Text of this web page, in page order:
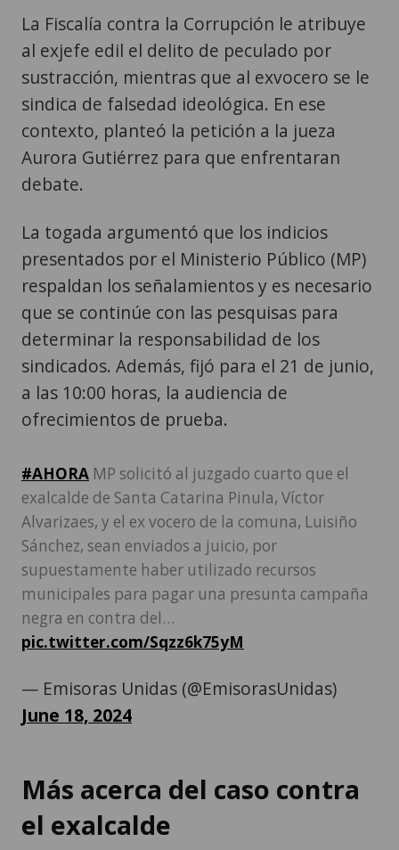
La Fiscalía contra la Corrupción le atribuye
al exjefe edil el delito de peculado por
sustracción, mientras que al exvocero se le
sindica de falsedad ideológica. En ese
contexto, planteó la petición a la jueza
Aurora Gutiérrez para que enfrentaran
debate.
La togada argumentó que los indicios
presentados por el Ministerio Público (MP)
respaldan los señalamientos y es necesario
que se continúe con las pesquisas para
determinar la responsabilidad de los
sindicados. Además, fijó para el 21 de junio,
a las 10:00 horas, la audiencia de
ofrecimientos de prueba.
#AHORA MP solicitó al juzgado cuarto que el
exalcalde de Santa Catarina Pinula, Víctor
Alvarizaes, y el ex vocero de la comuna, Luisiño
Sánchez, sean enviados a juicio, por
supuestamente haber utilizado recursos
municipales para pagar una presunta campaña
negra en contra del…
pic.twitter.com/Sqzz6k75yM
— Emisoras Unidas (@EmisorasUnidas)
June 18, 2024
Más acerca del caso contra
el exalcalde